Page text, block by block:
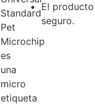
El
seguro.
Standard
Pet
Microchip
es
una
micro
etiqueta